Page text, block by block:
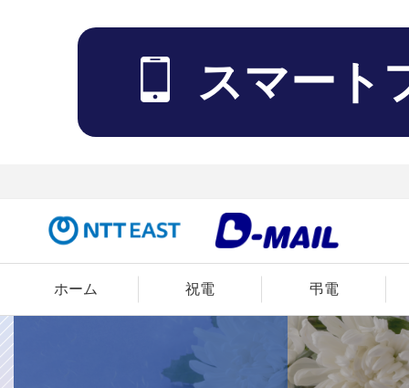
スマート
ホーム 祝電 弔電